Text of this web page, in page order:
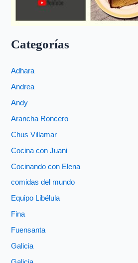
Categorías
Adhara
Andrea
Andy
Arancha Roncero
Chus Villamar
Cocina con Juani
Cocinando con Elena
comidas del mundo
Equipo Libélula
Fina
Fuensanta
Galicia